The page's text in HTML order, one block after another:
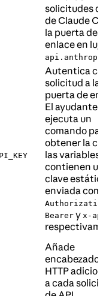
solicitudes
de Claude
la puerta de
enlace en
Autentica
solicitud a la
puerta de
El ayudante
ejecuta un
comando
obtener la
las variables
contienen
clave
enviada
Bearer y x-
Añade
HTTP
a cada